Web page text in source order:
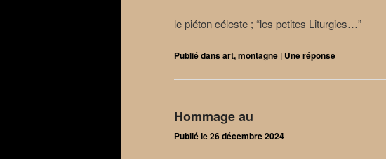
le piéton céleste ; “les petites Liturgies…”
Publié dansart,montagne | Uneréponse
Hommage au
Publié le26 décembre 2024